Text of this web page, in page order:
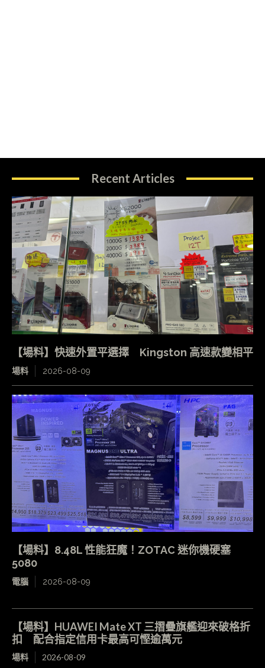
Recent Articles
【場料】快速外置平選擇 Kingston 高速款變相平
場料 2026-08-09
【場料】8.48L 性能狂魔！ZOTAC 迷你機硬塞
5080
電腦 2026-08-09
【場料】HUAWEI Mate XT 三摺疊旗艦迎來破格折
扣 配合指定信用卡最高可慳逾萬元
場料 2026-08-09